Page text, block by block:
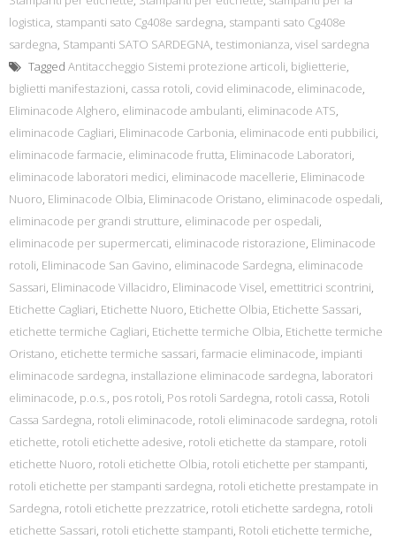
logistica, stampanti sato Cg408e sardegna, stampanti sato Cg408e
sardegna, Stampanti SATO SARDEGNA, testimonianza, visel sardegna
Tagged Antitaccheggio Sistemi protezione articoli, biglietterie,
biglietti manifestazioni, cassa rotoli, covid eliminacode, eliminacode,
Eliminacode Alghero, eliminacode ambulanti, eliminacode ATS,
eliminacode Cagliari, Eliminacode Carbonia, eliminacode enti pubbilici,
eliminacode farmacie, eliminacode frutta, Eliminacode Laboratori,
eliminacode laboratori medici, eliminacode macellerie, Eliminacode
Nuoro, Eliminacode Olbia, Eliminacode Oristano, eliminacode ospedali,
eliminacode per grandi strutture, eliminacode per ospedali,
eliminacode per supermercati, eliminacode ristorazione, Eliminacode
rotoli, Eliminacode San Gavino, eliminacode Sardegna, eliminacode
Sassari, Eliminacode Villacidro, Eliminacode Visel, emettitrici scontrini,
Etichette Cagliari, Etichette Nuoro, Etichette Olbia, Etichette Sassari,
etichette termiche Cagliari, Etichette termiche Olbia, Etichette termiche
Oristano, etichette termiche sassari, farmacie eliminacode, impianti
eliminacode sardegna, installazione eliminacode sardegna, laboratori
eliminacode, p.o.s., pos rotoli, Pos rotoli Sardegna, rotoli cassa, Rotoli
Cassa Sardegna, rotoli eliminacode, rotoli eliminacode sardegna, rotoli
etichette, rotoli etichette adesive, rotoli etichette da stampare, rotoli
etichette Nuoro, rotoli etichette Olbia, rotoli etichette per stampanti,
rotoli etichette per stampanti sardegna, rotoli etichette prestampate in
Sardegna, rotoli etichette prezzatrice, rotoli etichette sardegna, rotoli
etichette Sassari, rotoli etichette stampanti, Rotoli etichette termiche,